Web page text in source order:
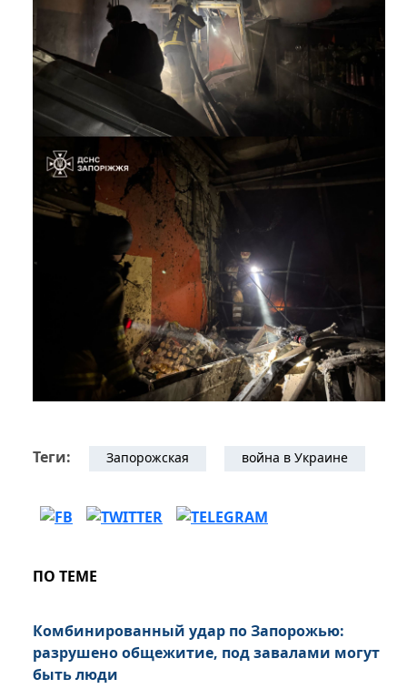
Теги: Запорожская война в Украине
ПО ТЕМЕ
Комбинированный удар по Запорожью:
разрушено общежитие, под завалами могут
быть люди